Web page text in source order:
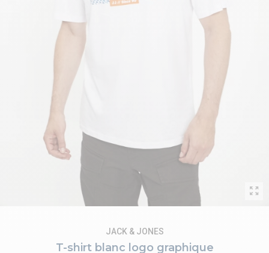
T-shirt blanc logo graphique
JACK & JONES